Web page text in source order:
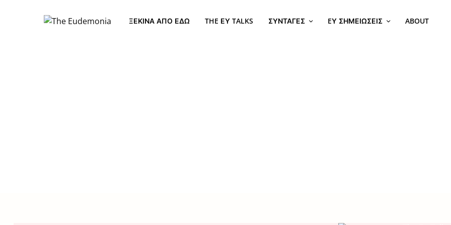
ΞΕΚΊΝΑ ΑΠΌ ΕΔΏ THE ΕΥ TALKS ΣΥΝΤΑΓΈΣ EΥ ΣΗΜΕΙΏΣΕΙΣ ABOUT